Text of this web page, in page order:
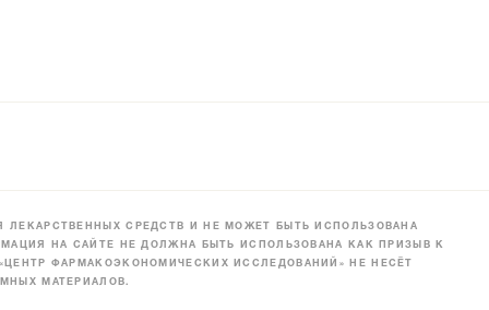
СРЕДСТВ И НЕ МОЖЕТ БЫТЬ ИСПОЛЬЗОВАНА
НА САЙТЕ НЕ ДОЛЖНА БЫТЬ ИСПОЛЬЗОВАНА КАК ПРИЗЫВ К
ФАРМАКОЭКОНОМИЧЕСКИХ ИССЛЕДОВАНИЙ» НЕ НЕСЁТ
МАТЕРИАЛОВ.